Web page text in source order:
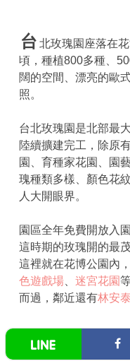
台 北玫瑰園座落在
頃，種植800多種、
闊的空間、漂亮的歐
照。
台北玫瑰園是北部最
陸續擴建完工，除原
園、育種家花園、園
瑰種類多樣、顏色花
人大開眼界。
園區全年免費開放入
這時期的玫瑰開的最
這裡就在花博公園內
色遊戲場、 迷宮花園
而過，鄰近還有林安